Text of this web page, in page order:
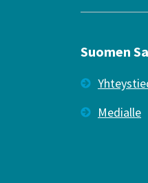
Suomen
Medialle